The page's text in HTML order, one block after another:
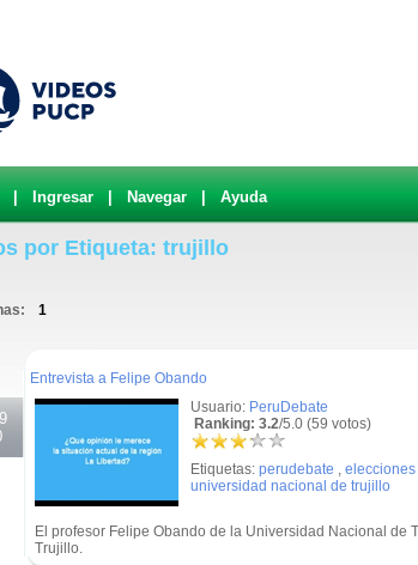
Ingresar Navegar Ayuda
por Etiqueta: trujillo
1
Entrevista a Felipe Obando
Usuario: PeruDebate
Ranking: 3.2/5.0 (59 votos)
Etiquetas: perudebate ,
universidad nacional de trujillo
El profesor Felipe Obando de la Universidad Nacional de
Trujillo.